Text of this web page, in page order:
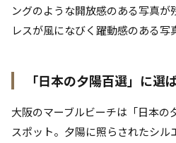
ングのような開放感のある写真が
レスが風になびく躍動感のある写
「日本の夕陽百選」に選
大阪のマーブルビーチは「日本の
スポット。夕陽に照らされたシル